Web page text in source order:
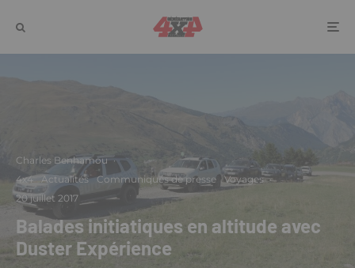
Charles Benhamou ·
4x4
Actualités Communiqués de presse Voyages ·
20 juillet 2017
Balades initiatiques en altitude avec
Duster Expérience